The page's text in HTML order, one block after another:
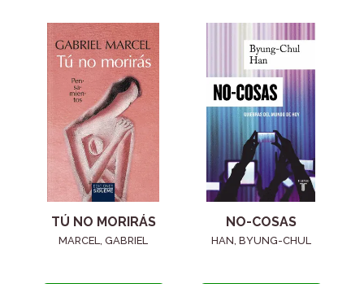
TÚ NO MORIRÁS
MARCEL, GABRIEL
NO-COSAS
HAN, BYUNG-CHUL